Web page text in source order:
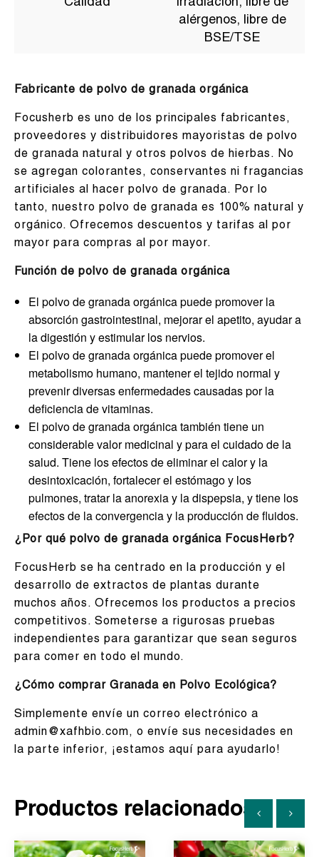
Calidad
irradiación, libre de
alérgenos, libre de
BSE/TSE
Fabricante de polvo de granada orgánica
Focusherb es uno de los principales fabricantes,
proveedores y distribuidores mayoristas de polvo
de granada natural y otros polvos de hierbas. No
se agregan colorantes, conservantes ni fragancias
artificiales al hacer polvo de granada. Por lo
tanto, nuestro polvo de granada es 100% natural y
orgánico. Ofrecemos descuentos y tarifas al por
mayor para compras al por mayor.
Función de polvo de granada orgánica
El polvo de granada orgánica puede promover la
absorción gastrointestinal, mejorar el apetito, ayudar a
la digestión y estimular los nervios.
El polvo de granada orgánica puede promover el
metabolismo humano, mantener el tejido normal y
prevenir diversas enfermedades causadas por la
deficiencia de vitaminas.
El polvo de granada orgánica también tiene un
considerable valor medicinal y para el cuidado de la
salud. Tiene los efectos de eliminar el calor y la
desintoxicación, fortalecer el estómago y los
pulmones, tratar la anorexia y la dispepsia, y tiene los
efectos de la convergencia y la producción de fluidos.
¿Por qué polvo de granada orgánica FocusHerb?
FocusHerb se ha centrado en la producción y el
desarrollo de extractos de plantas durante
muchos años. Ofrecemos los productos a precios
competitivos. Someterse a rigurosas pruebas
independientes para garantizar que sean seguros
para comer en todo el mundo.
¿Cómo comprar Granada en Polvo Ecológica?
Simplemente envíe un correo electrónico a
admin@xafhbio.com, o envíe sus necesidades en
la parte inferior, ¡estamos aquí para ayudarlo!
Productos relacionados